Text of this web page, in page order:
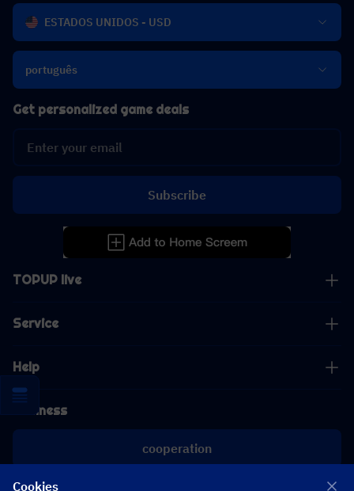
ESTADOS UNIDOS - USD
português
TOPUP live
Service
Help
Business
cooperation
[email protected]
Get personalized game deals
Subscribe
Cookies